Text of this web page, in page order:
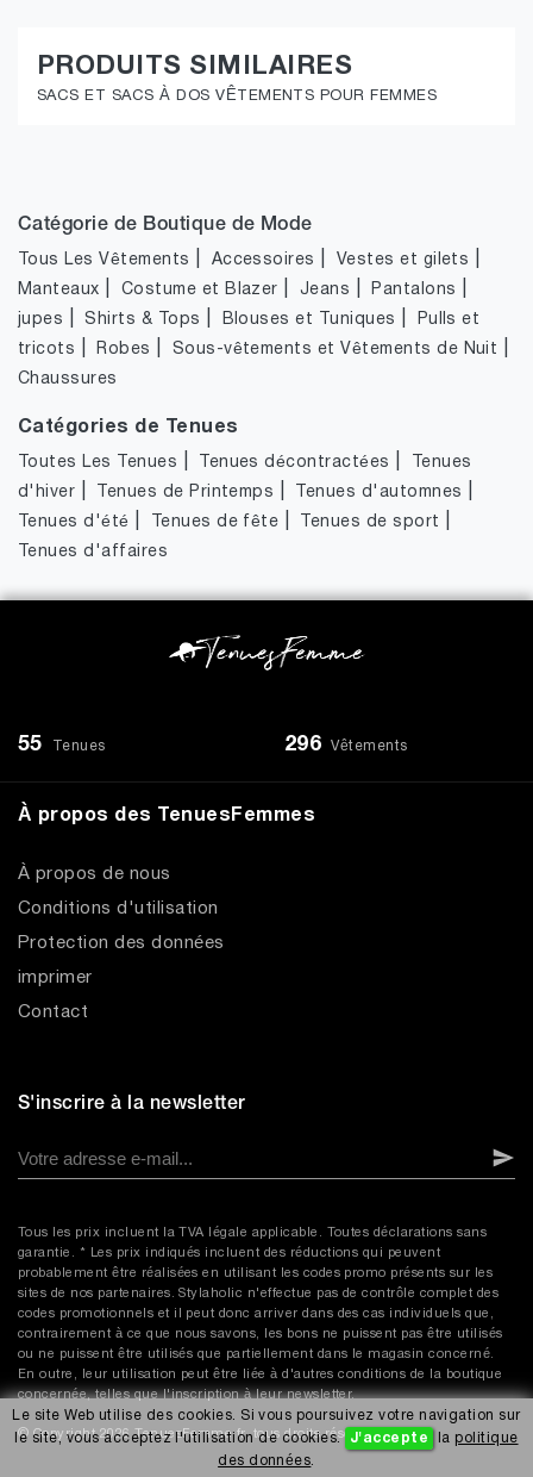
PRODUITS SIMILAIRES
SACS ET SACS À DOS VÊTEMENTS POUR FEMMES
Catégorie de Boutique de Mode
Tous Les Vêtements Accessoires Vestes et gilets
Manteaux Costume et Blazer Jeans Pantalons
jupes |Shirts & Tops Blouses et Tuniques
Pulls et
tricots
Robes Sous-vêtements et Vêtements de Nuit
Chaussures
Catégories de Tenues
Toutes Les Tenues Tenues décontractées
Tenues
d'hiver
Tenues de Printemps Tenues d'automnes
Tenues d'été Tenues de fête Tenues de sport
Tenues d'affaires
55 Tenues 296 Vêtements
À propos des TenuesFemmes
À propos de nous
Conditions d'utilisation
Protection des données
imprimer
Contact
S'inscrire à la newsletter
Tous les prix incluent la TVA légale applicable. Toutes déclarations sans
garantie. * Les prix indiqués incluent des réductions qui peuvent
probablement être réalisées en utilisant les codes promo présents sur les
sites de nos partenaires. Stylaholic n'effectue pas de contrôle complet des
codes promotionnels et il peut donc arriver dans des cas individuels que,
contrairement à ce que nous savons, les bons ne puissent pas être utilisés
ou ne puissent être utilisés que partiellement dans le magasin concerné.
En outre, leur utilisation peut être liée à d'autres conditions de la boutique
concernée, telles que l'inscription à leur newsletter.
© Copyright 2026 TenuesFemme.fr, tous droits réservés.
Le site Web utilise des cookies. Si vous poursuivez votre navigation sur
le site, vous acceptez l'utilisation de cookies. J'accepte la politique
des données